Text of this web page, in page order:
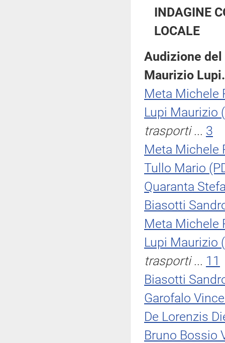
INDAGINE
LOCALE
Audizione
Maurizio Lupi.
Meta Michele
Lupi Maurizio
trasporti... 3
Meta Michele
Tullo Mario
Quaranta
Biasotti
Meta Michele
Lupi Maurizio
trasporti... 11
Biasotti
Garofalo
De Lorenzis
Bruno Bossio